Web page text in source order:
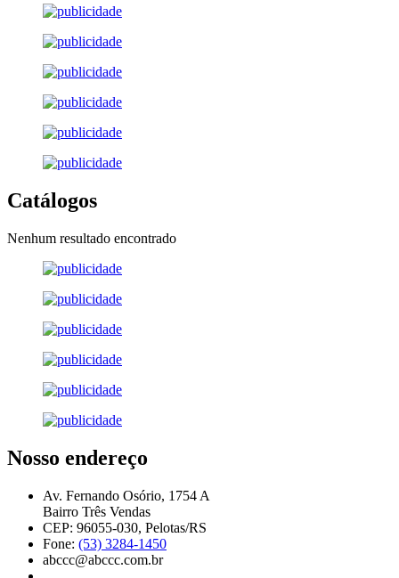
Catálogos
Nenhum resultado encontrado
Nosso endereço
Av. Fernando Osório, 1754 A
Bairro Três Vendas
CEP: 96055-030, Pelotas/RS
Fone: (53) 3284-1450
abccc@abccc.com.br